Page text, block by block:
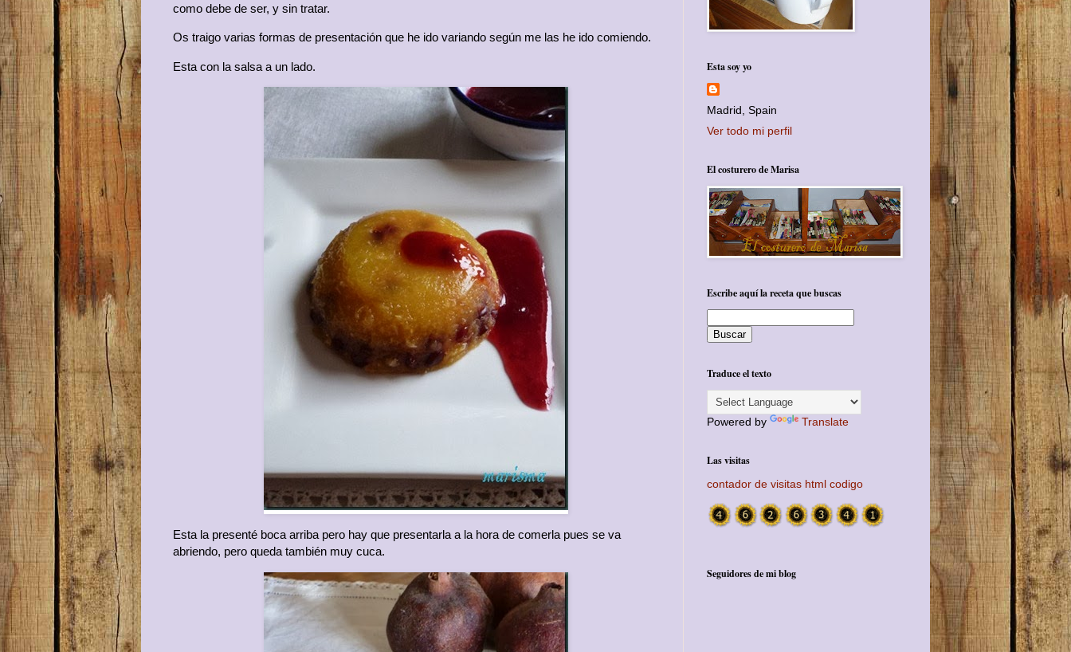
como debe de ser, y sin tratar.
Os traigo varias formas de presentación que he ido variando según me las he ido comiendo.
Esta con la salsa a un lado.
Esta la presenté boca arriba pero hay que presentarla a la hora de comerla pues se va
abriendo, pero queda también muy cuca.
Esta soy yo
Madrid, Spain
Ver todo mi perfil
El costurero de Marisa
Escribe aquí la receta que buscas
Traduce el texto
Powered by Translate
Las visitas
contador de visitas html codigo
Seguidores de mi blog